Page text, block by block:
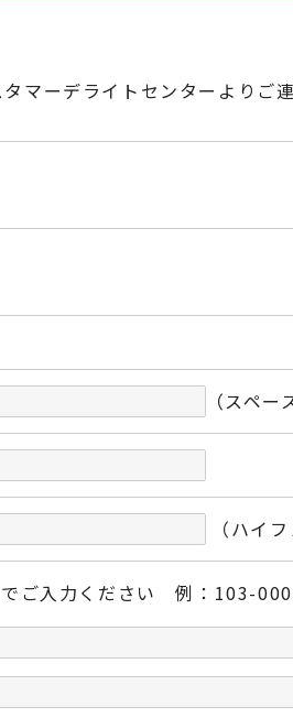
マーデライトセンターよりご
（スペ
（ハイ
でご入力ください 例：103-